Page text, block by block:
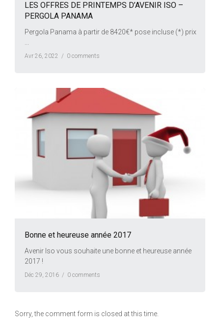
LES OFFRES DE PRINTEMPS D’AVENIR ISO –
PERGOLA PANAMA
Pergola Panama à partir de 8420€* pose incluse (*) prix
Avr 26, 2022 / 0 comments
Bonne et heureuse année 2017
Avenir Iso vous souhaite une bonne et heureuse année
2017 !
Déc 29, 2016 / 0 comments
Sorry, the comment form is closed at this time.